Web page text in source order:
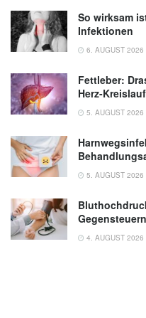
So wirksam
Infektionen
6. AUGUST 2026
Fettleber:
Herz-
5. AUGUST 2026
5. AUGUST 2026
Gegensteuern
4. AUGUST 2026